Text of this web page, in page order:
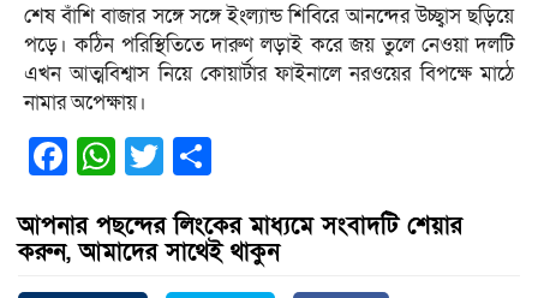
শেষ বাঁশি বাজার সঙ্গে সঙ্গে ইংল্যান্ড শিবিরে আনন্দের উচ্ছ্বাস ছড়িয়ে
পড়ে। কঠিন পরিস্থিতিতে দারুণ লড়াই করে জয় তুলে নেওয়া দলটি
এখন আত্মবিশ্বাস নিয়ে কোয়ার্টার ফাইনালে নরওয়ের বিপক্ষে মাঠে
নামার অপেক্ষায়।
Facebook
WhatsApp
Twitter
আপনার পছন্দের লিংকের মাধ্যমে সংবাদটি শেয়ার
করুন, আমাদের সাথেই থাকুন